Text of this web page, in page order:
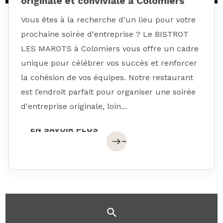
Vous êtes à la recherche d’un lieu pour votre
prochaine soirée d'entreprise ? Le BISTROT
LES MAROTS à Colomiers vous offre un cadre
unique pour célébrer vos succès et renforcer
la cohésion de vos équipes. Notre restaurant
est l’endroit parfait pour organiser une soirée
d'entreprise originale, loin...
EN SAVOIR PLUS
easteast